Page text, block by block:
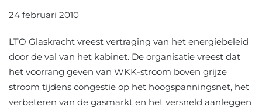
24 februari 2010
LTO Glaskracht vreest vertraging van het energiebeleid
door de val van het kabinet. De organisatie vreest dat
het voorrang geven van WKK-stroom boven grijze
stroom tijdens congestie op het hoogspanningsnet, het
verbeteren van de gasmarkt en het versneld aanleggen